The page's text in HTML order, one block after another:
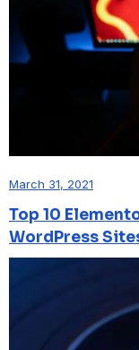
March 31, 2021
Top 10
WordPress